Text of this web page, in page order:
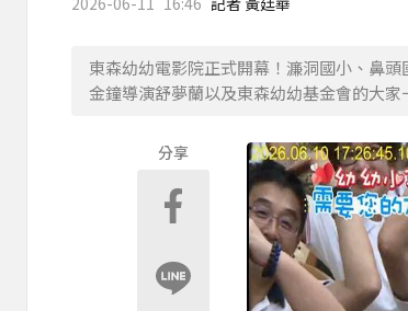
東森幼幼電影院正式開幕！濂洞國小、鼻
金鐘導演舒夢蘭以及東森幼幼基金會的大家
分享